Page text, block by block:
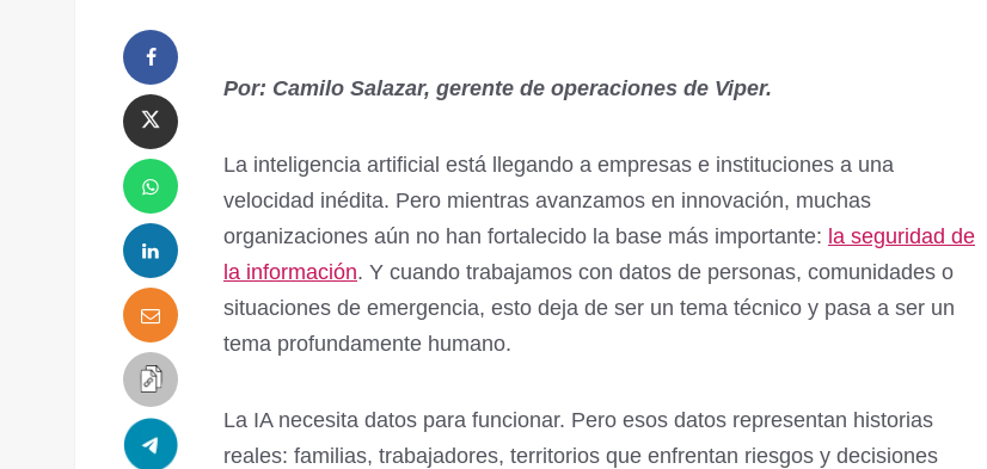
Por: Camilo Salazar, gerente de operaciones de Viper.
La inteligencia artificial está llegando a empresas e instituciones a una
velocidad inédita. Pero mientras avanzamos en innovación, muchas
organizaciones aún no han fortalecido la base más importante: la seguridad de
la información. Y cuando trabajamos con datos de personas, comunidades o
situaciones de emergencia, esto deja de ser un tema técnico y pasa a ser un
tema profundamente humano.
La IA necesita datos para funcionar. Pero esos datos representan historias
reales: familias, trabajadores, territorios que enfrentan riesgos y decisiones